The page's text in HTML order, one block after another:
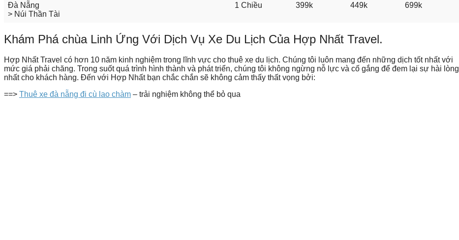
Đà Nẵng
> Núi Thần Tài
1 Chiều 399k 449k 699k
Khám Phá chùa Linh Ứng Với Dịch Vụ Xe Du Lịch Của Hợp Nhất Travel.
Hợp Nhất Travel có hơn 10 năm kinh nghiệm trong lĩnh vực cho thuê xe du lịch. Chúng tôi luôn mang đến những dịch tốt nhất với
mức giá phải chăng. Trong suốt quá trình hình thành và phát triển, chúng tôi không ngừng nỗ lực và cố gắng để đem lại sự hài lòng
nhất cho khách hàng. Đến với Hợp Nhất bạn chắc chắn sẽ không cảm thấy thất vọng bởi:
==> Thuê xe đà nẵng đi cù lao chàm – trải nghiệm không thể bỏ qua